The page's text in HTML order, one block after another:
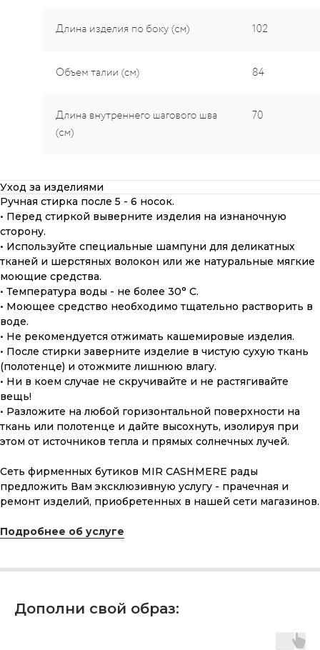
Уход за изделиями
Ручная стирка после 5 - 6 носок.
• Перед стиркой выверните изделия на изнаночную
сторону.
• Используйте специальные шампуни для деликатных
тканей и шерстяных волокон или же натуральные мягкие
моющие средства.
• Температура воды - не более 30° С.
• Моющее средство необходимо тщательно растворить в
воде.
• Не рекомендуется отжимать кашемировые изделия.
• После стирки заверните изделие в чистую сухую ткань
(полотенце) и отожмите лишнюю влагу.
• Ни в коем случае не скручивайте и не растягивайте
вещь!
• Разложите на любой горизонтальной поверхности на
ткань или полотенце и дайте высохнуть, изолируя при
этом от источников тепла и прямых солнечных лучей.
Сеть фирменных бутиков MIR CASHMERE рады
предложить Вам эксклюзивную услугу - прачечная и
ремонт изделий, приобретенных в нашей сети магазинов.
Подробнее об услуге
Дополни свой образ:
ПОДАРОЧНАЯ КАРТА
Что может быть лучше подарка,
сделанного с любовью, теплом
и рассчитанного на долгие годы?
Скидка 10% за подписку
на Телеграм канал